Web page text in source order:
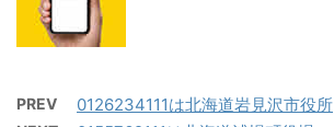
PREV 0126234111は北海道岩見沢市役所